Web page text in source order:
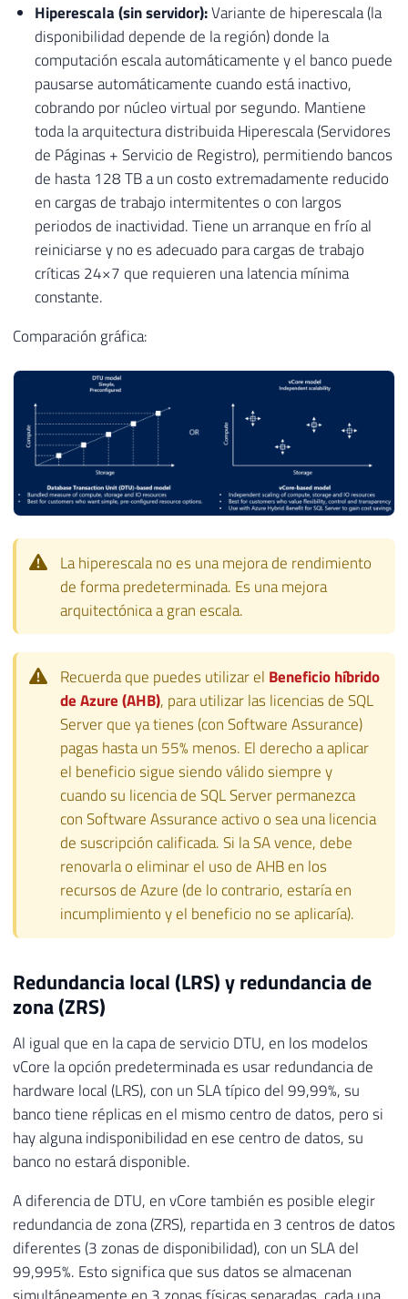
Hiperescala (sin servidor):Variante de hiperescala (la
disponibilidad depende de la región) donde la
computación escala automáticamente y el banco puede
pausarse automáticamente cuando está inactivo,
cobrando por núcleo virtual por segundo. Mantiene
toda la arquitectura distribuida Hiperescala (Servidores
de Páginas + Servicio de Registro), permitiendo bancos
de hasta 128 TB a un costo extremadamente reducido
en cargas de trabajo intermitentes o con largos
periodos de inactividad. Tiene un arranque en frío al
reiniciarse y no es adecuado para cargas de trabajo
críticas 24×7 que requieren una latencia mínima
constante.
Comparación gráfica:
La hiperescala no es una mejora de rendimiento
de forma predeterminada. Es una mejora
arquitectónica a gran escala.
Recuerda que puedes utilizar el Beneficio híbrido
de Azure (AHB), para utilizar las licencias de SQL
Server que ya tienes (con Software Assurance)
pagas hasta un 55% menos. El derecho a aplicar
el beneficio sigue siendo válido siempre y
cuando su licencia de SQL Server permanezca
con Software Assurance activo o sea una licencia
de suscripción calificada. Si la SA vence, debe
renovarla o eliminar el uso de AHB en los
recursos de Azure (de lo contrario, estaría en
incumplimiento y el beneficio no se aplicaría).
Redundancia local (LRS) y redundancia de
zona (ZRS)
Al igual que en la capa de servicio DTU, en los modelos
vCore la opción predeterminada es usar redundancia de
hardware local (LRS), con un SLA típico del 99,99%, su
banco tiene réplicas en el mismo centro de datos, pero si
hay alguna indisponibilidad en ese centro de datos, su
banco no estará disponible.
A diferencia de DTU, en vCore también es posible elegir
redundancia de zona (ZRS), repartida en 3 centros de datos
diferentes (3 zonas de disponibilidad), con un SLA del
99,995%. Esto significa que sus datos se almacenan